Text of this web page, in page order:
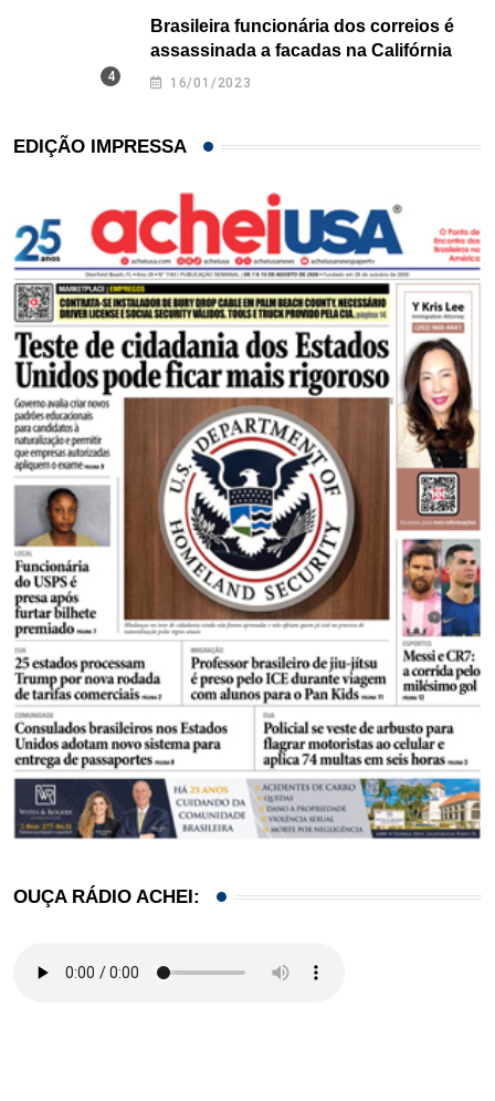
Brasileira funcionária dos correios é
assassinada a facadas na Califórnia
16/01/2023
EDIÇÃO IMPRESSA
OUÇA RÁDIO ACHEI: